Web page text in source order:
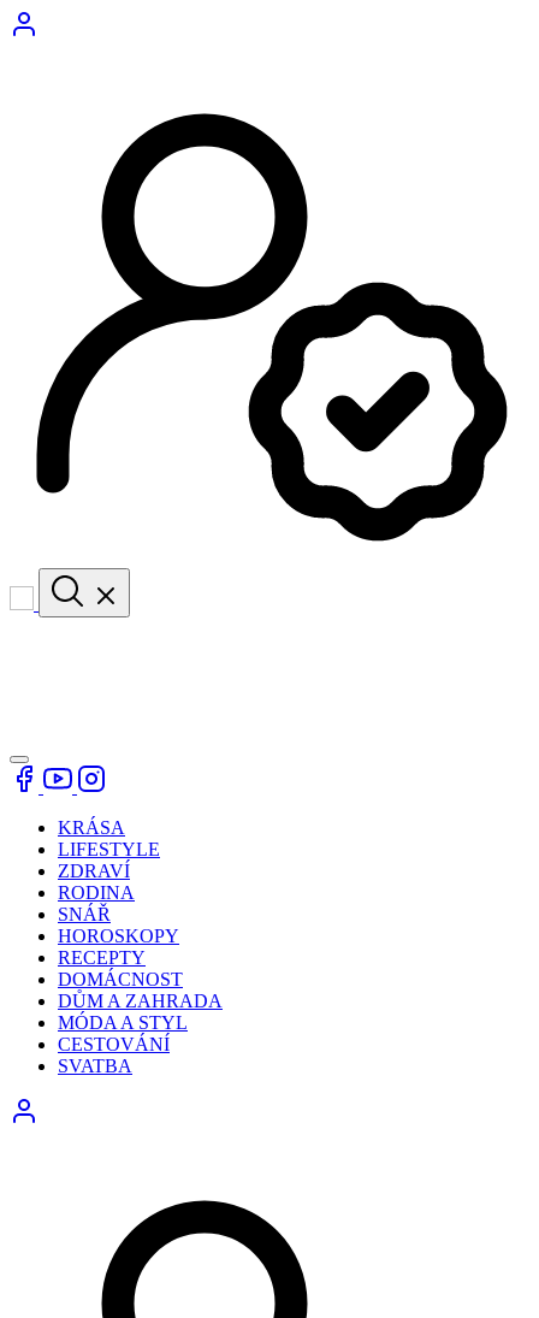
KRÁSA
LIFESTYLE
ZDRAVÍ
RODINA
SNÁŘ
HOROSKOPY
RECEPTY
DOMÁCNOST
DŮM A ZAHRADA
MÓDA A STYL
CESTOVÁNÍ
SVATBA